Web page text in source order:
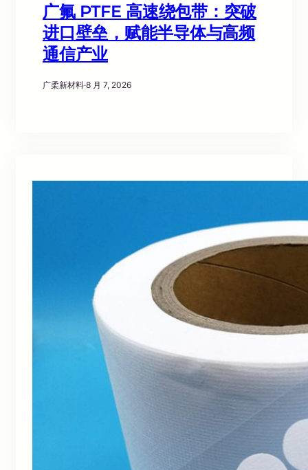
广氟 PTFE 高速绕包带：突破
进口壁垒，赋能半导体与高频
通信产业
广柔新材料·8 月 7, 2026